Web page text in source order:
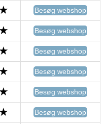
Besøg webshop
Besøg webshop
Besøg webshop
Besøg webshop
Besøg webshop
Besøg webshop